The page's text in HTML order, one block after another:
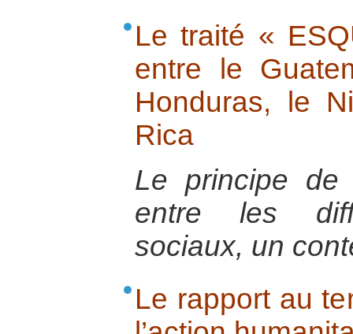
Le traité «
entre le
Honduras, le
Rica
Le principe de
entre les
sociaux, un
Le rapport au